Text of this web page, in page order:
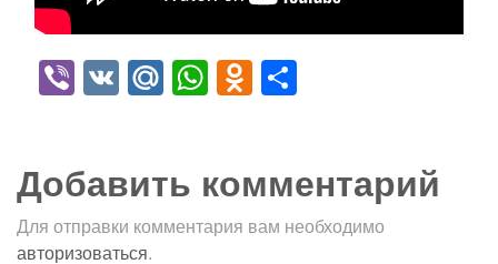
Viber
VK Mail.Ru
WhatsApp
Odnoklassniki
Добавить комментарий
Для отправки комментария вам необходимо
авторизоваться.